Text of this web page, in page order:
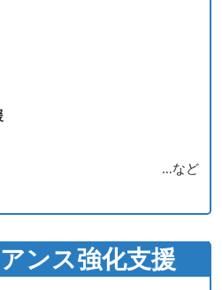
…など
ンス強化支援